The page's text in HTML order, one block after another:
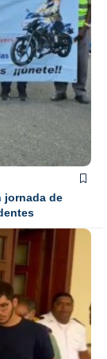
jornada de